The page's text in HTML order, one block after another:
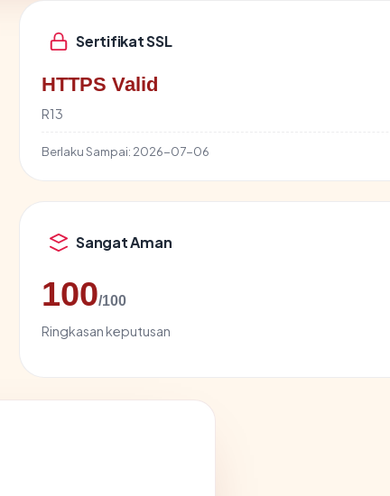
Sertifikat SSL
HTTPS Valid
R13
Berlaku Sampai: 2026-07-06
Sangat Aman
100/100
Ringkasan keputusan